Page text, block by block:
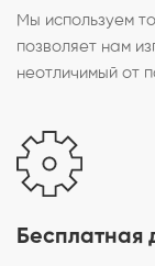
Мы используем
позволяет нам
неотличимый от
Бесплатная